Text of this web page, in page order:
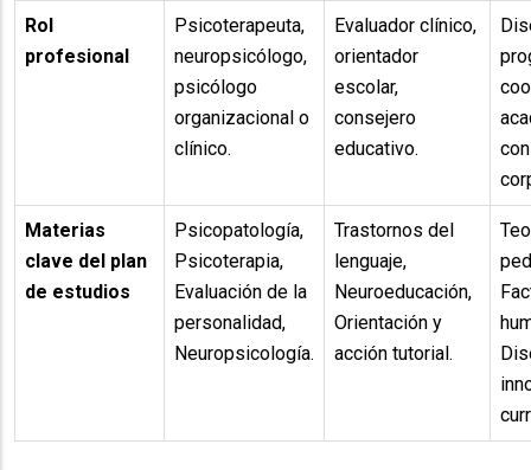
Rol
profesional
Psicoterapeuta,
neuropsicólogo,
psicólogo
organizacional o
clínico.
Evaluador clínico,
orientador
escolar,
consejero
educativo.
Materias
clave del plan
de estudios
Psicopatología,
Psicoterapia,
Evaluación de la
personalidad,
Neuropsicología.
Trastornos del
lenguaje,
Neuroeducación,
Orientación y
acción tutorial.